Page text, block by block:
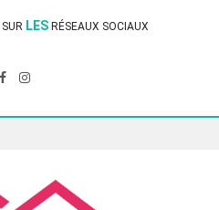
SUR LES RÉSEAUX SOCIAUX